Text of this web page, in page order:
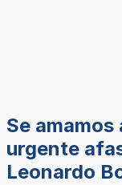
Se amamos
urgente
Leonardo